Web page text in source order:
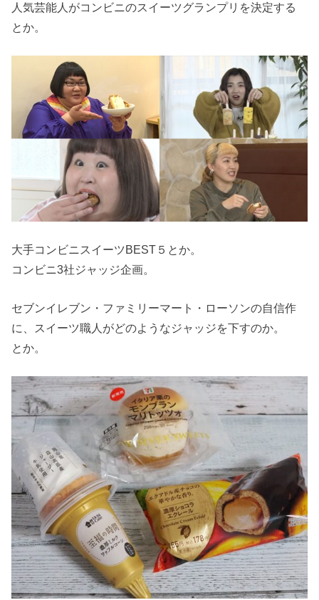
人気芸能人がコンビニのスイーツグランプリを決定する
とか。
大手コンビニスイーツBEST５とか。
コンビニ3社ジャッジ企画。
セブンイレブン・ファミリーマート・ローソンの自信作
に、スイーツ職人がどのようなジャッジを下すのか。
とか。